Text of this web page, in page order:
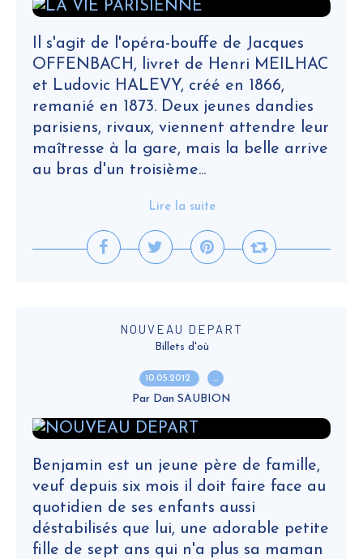
Il s'agit de l'opéra-bouffe de Jacques
OFFENBACH, livret de Henri MEILHAC
et Ludovic HALEVY, créé en 1866,
remanié en 1873. Deux jeunes dandies
parisiens, rivaux, viennent attendre leur
maîtresse à la gare, mais la belle arrive
au bras d'un troisième...
Lire la suite
NOUVEAU DEPART
Billets d'où
10.05.2012 …
Par Dan SAUBION
Benjamin est un jeune père de famille,
veuf depuis six mois il doit faire face au
quotidien de ses enfants aussi
déstabilisés que lui, une adorable petite
fille de sept ans qui n'a plus sa maman